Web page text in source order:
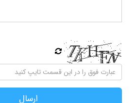
ارسال